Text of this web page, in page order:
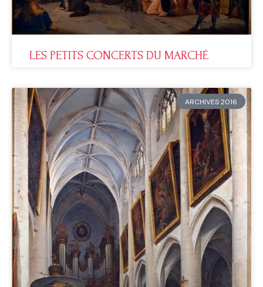
LES PETITS CONCERTS DU MARCHÉ
ARCHIVES 2016